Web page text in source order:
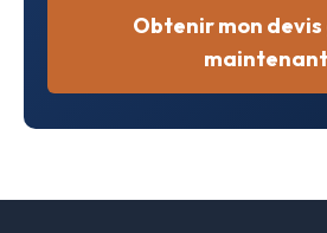
Obtenir mon
maintenant